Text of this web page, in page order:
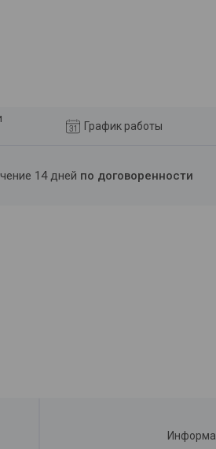
График работы
14 дней по договоренности